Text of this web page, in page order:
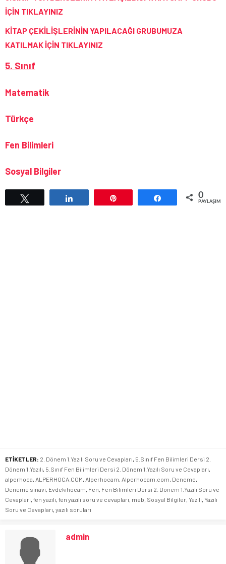
İÇİN TIKLAYINIZ
KİTAP ÇEKİLİŞLERİNİN YAPILACAĞI GRUBUMUZA
KATILMAK İÇİN TIKLAYINIZ
5. Sınıf
Matematik
Türkçe
Fen Bilimleri
Sosyal Bilgiler
Paylaş 0
ETİKETLER: 2. Dönem 1.Yazılı Soru ve Cevapları 5.Sınıf Fen Bilimleri Dersi 2.
Dönem 1.Yazılı 5.Sınıf Fen Bilimleri Dersi 2. Dönem 1.Yazılı Soru ve Cevapları
alperhoca ALPERHOCA.COM Alperhocam Alperhocam.com Deneme
Deneme sınavı Evdekihocam Fen Fen Bilimleri Dersi 2. Dönem 1.Yazılı Soru ve
Cevapları fen yazılı fen yazılı soru ve cevapları meb Sosyal Bilgiler Yazılı Yazılı
Soru ve Cevapları yazılı soruları
admin